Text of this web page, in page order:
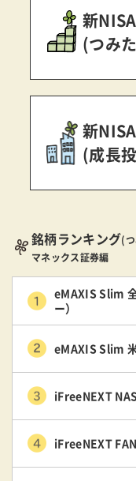
新
(つみ
新
(成長
銘柄ランキング(
マネックス証券編
eMAXIS Slim
ー）
eMAXIS Slim
iFreeNEXT
iFreeNEXT